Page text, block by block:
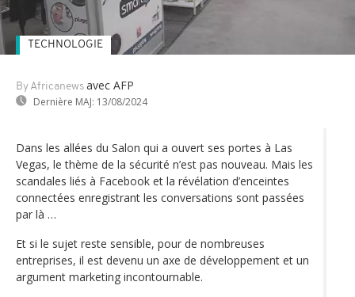
By Africanews avec AFP
Dernière MAJ: 13/08/2024
TECHNOLOGIE
Dans les allées du Salon qui a ouvert ses portes à Las
Vegas, le thème de la sécurité n’est pas nouveau. Mais les
scandales liés à Facebook et la révélation d’enceintes
connectées enregistrant les conversations sont passées
par là …
Et si le sujet reste sensible, pour de nombreuses
entreprises, il est devenu un axe de développement et un
argument marketing incontournable.